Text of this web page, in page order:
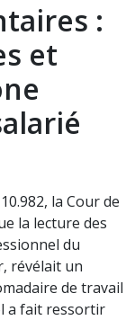
:
et
la Cour de
la lecture des
du
révélait un
de travail
a fait ressortir